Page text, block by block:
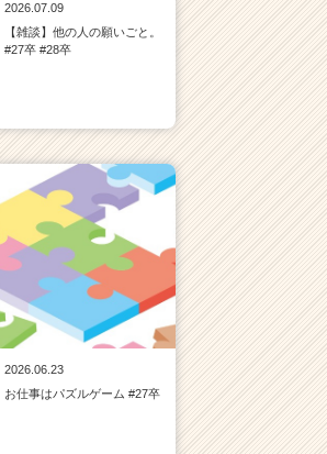
2026.07.09
【雑談】他の人の願いごと。
#27卒 #28卒
2026.06.23
お仕事はパズルゲーム #27卒